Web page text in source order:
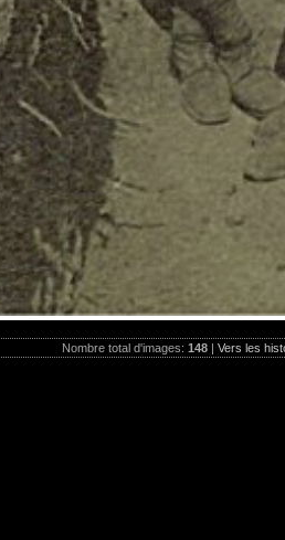
Nombre total d'images: 148 | Vers les